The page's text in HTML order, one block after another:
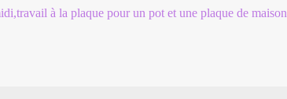
à la plaque pour un pot et une plaque de maison